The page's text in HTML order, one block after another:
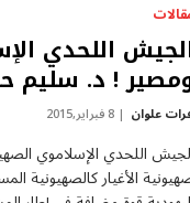
اللحدي
! د. سليم
علوان 8 فبراير,2015
اللحدي الإسلاموي
الأغيار كالصهيونية